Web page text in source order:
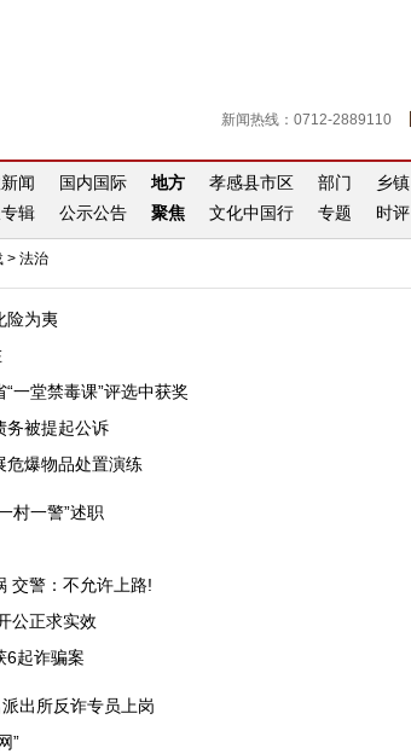
新闻热线：0712-2889110
闻 国内国际 地方 孝感县市区 部门 乡镇
辑 公示公告 聚焦 文化中国行 专题 时评
> 法治
险为夷
一堂禁毒课”评选中获奖
务被提起公诉
危爆物品处置演练
村一警”述职
交警：不允许上路!
公正求实效
6起诈骗案
出所反诈专员上岗
”